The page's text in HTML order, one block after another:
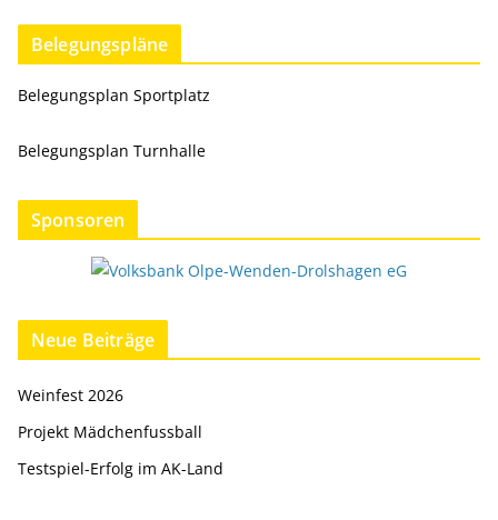
Belegungspläne
Belegungsplan Sportplatz
Belegungsplan Turnhalle
Sponsoren
Neue Beiträge
Weinfest 2026
Projekt Mädchenfussball
Testspiel-Erfolg im AK-Land